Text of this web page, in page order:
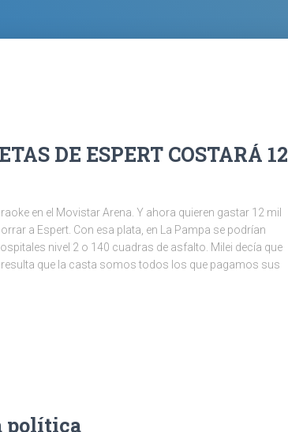
DE ESPERT COSTARÁ 12
en el Movistar Arena. Y ahora quieren gastar 12 mil
a Espert. Con esa plata, en La Pampa se podrían
nivel 2 o 140 cuadras de asfalto. Milei decía que
que la casta somos todos los que pagamos sus
política